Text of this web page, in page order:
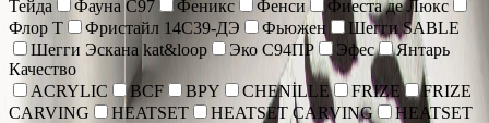
Тейда
Фауна С97 Феникс Фенси
Фиеста де Люкс
Флор Т
Фристайл 14С39-ДЭ Фьюжен
Шегги SABLE
Шегги Эскана kat&loop
Эко С94ПР Эфес
Янтарь
Качество
ACRYLIC
BCF BPY CHENİLLE FRIZE
FRIZE
CARVING
HEATSET HEATSET CARVING
HEATSET